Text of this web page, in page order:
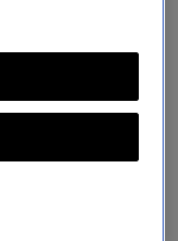
meer